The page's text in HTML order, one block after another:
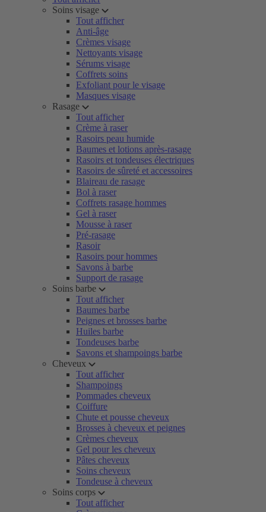
Soins visage
Tout afficher
Anti-âge
Crèmes visage
Nettoyants visage
Sérums visage
Coffrets soins
Exfoliant pour le visage
Masques visage
Rasage
Tout afficher
Crème à raser
Rasoirs peau humide
Baumes et lotions après-rasage
Rasoirs et tondeuses électriques
Rasoirs de sûreté et accessoires
Blaireau de rasage
Bol à raser
Coffrets rasage hommes
Gel à raser
Mousse à raser
Pré-rasage
Rasoir
Rasoirs pour hommes
Savons à barbe
Support de rasage
Soins barbe
Tout afficher
Baumes barbe
Peignes et brosses barbe
Huiles barbe
Tondeuses barbe
Savons et shampoings barbe
Cheveux
Tout afficher
Shampoings
Pommades cheveux
Coiffure
Chute et pousse cheveux
Brosses à cheveux et peignes
Crèmes cheveux
Gel pour les cheveux
Pâtes cheveux
Soins cheveux
Tondeuse à cheveux
Soins corps
Tout afficher